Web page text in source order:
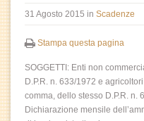
31 Agosto 2015 in Scadenze
Stampa questa pagina
SOGGETTI: Enti non
D.P.R. n. 633/1972 e
comma, dello stesso D.P.R. n.
Dichiarazione mensile